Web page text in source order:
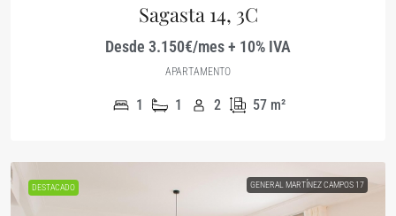
Sagasta 14, 3C
Desde 3.150€/mes + 10% IVA
APARTAMENTO
1 1 2 57 m²
DESTACADO GENERAL MARTÍNEZ CAMPOS 17